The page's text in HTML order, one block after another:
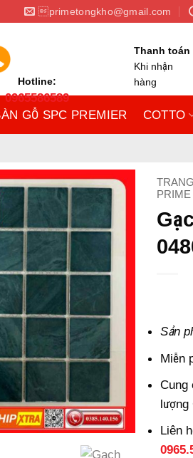
primetongkho@gmail.com
Hotline:
0965586589
Thanh toán
Khi nhận
hàng
GỖ SPC PREMIER COTTO
PRIME
Sản
Miễn
Cung
Liên